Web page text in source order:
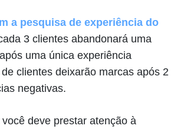
a pesquisa de experiência do
3 clientes abandonará uma
uma única experiência
clientes deixarão marcas após 2
negativas.
deve prestar atenção à